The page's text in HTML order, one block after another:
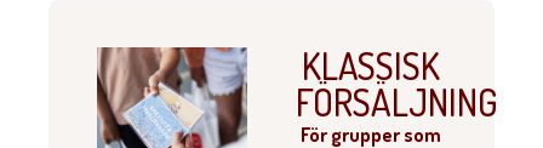
KLASSISK
FÖRSÄLJNING
För grupper som